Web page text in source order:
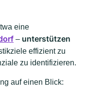
eine
– unterstützen
effizient zu
zu identifizieren.
auf einen Blick: